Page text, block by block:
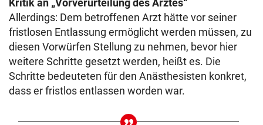
Kritik an „Vorverurteilung des Arztes“
Allerdings: Dem betroffenen Arzt hätte vor seiner
fristlosen Entlassung ermöglicht werden müssen, zu
diesen Vorwürfen Stellung zu nehmen, bevor hier
weitere Schritte gesetzt werden, heißt es. Die
Schritte bedeuteten für den Anästhesisten konkret,
dass er fristlos entlassen worden war.